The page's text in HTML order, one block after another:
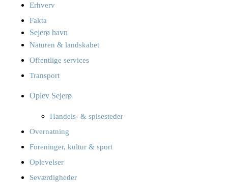
Erhverv
Fakta
Sejerø havn
Naturen & landskabet
Offentlige services
Transport
Oplev Sejerø
Handels- & spisesteder
Overnatning
Foreninger, kultur & sport
Oplevelser
Seværdigheder